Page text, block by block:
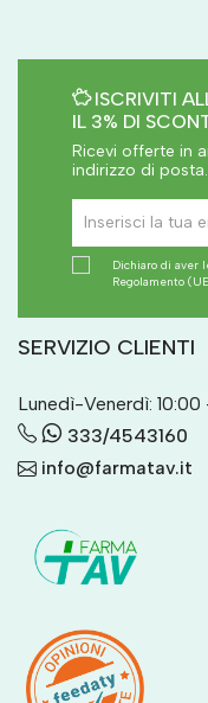
ISCRIVITI
IL 3% DI
Ricevi offerte in
indirizzo di posta.
Dichiaro di aver
Regolamento
SERVIZIO CLIENTI
Lunedì-Venerdì: 10:00
333/4543160
info@farmatav.it